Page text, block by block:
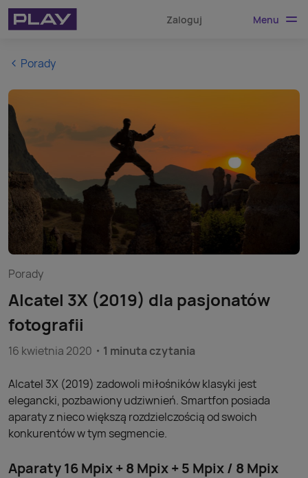
Zaloguj Menu
Porady
Porady
Alcatel 3X (2019) dla pasjonatów
fotografii
16 kwietnia 2020 1 minuta czytania
Alcatel 3X (2019) zadowoli miłośników klasyki jest
elegancki, pozbawiony udziwnień. Smartfon posiada
aparaty z nieco większą rozdzielczością od swoich
konkurentów w tym segmencie.
Aparaty 16 Mpix + 8 Mpix + 5 Mpix / 8 Mpix